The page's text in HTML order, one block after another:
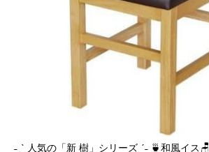
˗ˏˋ 人気の「新 樹」シリーズˎˊ˗ 🍵和風イス🪑